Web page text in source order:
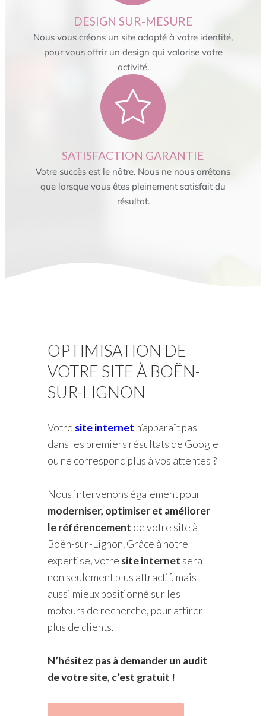
DESIGN SUR-MESURE
Nous vous créons un site adapté à votre identité,
pour vous offrir un design qui valorise votre
activité.
SATISFACTION GARANTIE
Votre succès est le nôtre. Nous ne nous arrêtons
que lorsque vous êtes pleinement satisfait du
résultat.
OPTIMISATION DE
VOTRE SITE À BOËN-
SUR-LIGNON
Votre site internet n’apparaît pas
dans les premiers résultats de Google
ou ne correspond plus à vos attentes ?
Nous intervenons également pour
moderniser, optimiser et améliorer
le référencement de votre site à
Boën-sur-Lignon. Grâce à notre
expertise, votre site internet sera
non seulement plus attractif, mais
aussi mieux positionné sur les
moteurs de recherche, pour attirer
plus de clients.
N’hésitez pas à demander un audit
de votre site, c’est gratuit !